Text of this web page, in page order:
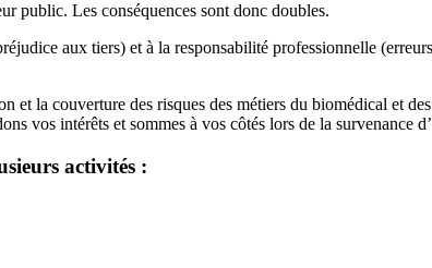
public. Les conséquences sont donc doubles.
aux tiers) et à la responsabilité professionnelle
la couverture des risques des métiers du biomédical et
vos intérêts et sommes à vos côtés lors de la survenance
activités :